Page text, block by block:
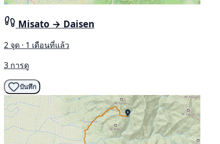
Misato → Daisen
2 จุด · 1 เดือนที่แล้ว
3 การดู
บันทึก